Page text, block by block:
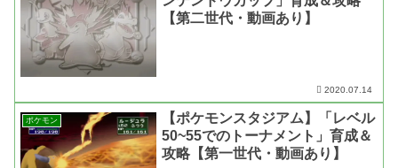
【第二世代・動画あり】
2020.07.14
ポケモン
【ポケモンスタジアム】「レベル
50~55でのトーナメント」育成＆
攻略【第一世代・動画あり】